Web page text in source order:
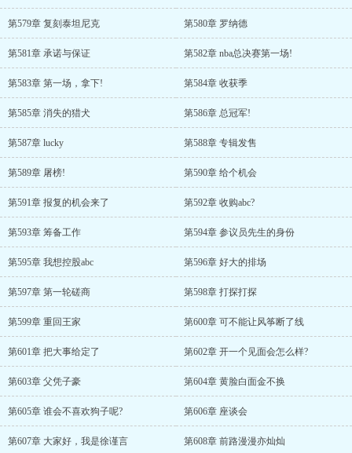
第579章 复刻泰坦尼克 第580章 罗纳德
第581章 承诺与保证 第582章 nba总决赛第一场!
第583章 第一场，拿下! 第584章 收获季
第585章 消失的猎犬 第586章 总冠军!
第587章 lucky 第588章 专辑发售
第589章 屠榜! 第590章 给个机会
第591章 报复的机会来了 第592章 收购abc?
第593章 筹备工作 第594章 参议员先生的身份
第595章 我想控股abc 第596章 好大的排场
第597章 第一轮磋商 第598章 打探打探
第599章 重回王家 第600章 可不能让风筝断了线
第601章 把大事给定了 第602章 开一个见面会怎么样?
第603章 父凭子豪 第604章 黄脸白面金不换
第605章 谁会不喜欢狗子呢? 第606章 座谈会
第607章 大家好，我是徐谨言 第608章 前路漫漫亦灿灿